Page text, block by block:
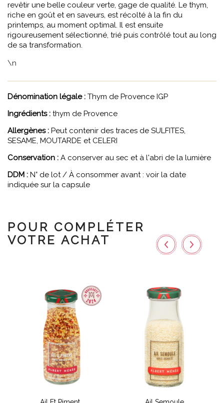
revêtir une belle couleur verte, gage de qualité. Le thym,
riche en goût et en saveurs, est récolté à la fin du
printemps, au moment optimal. Il est ensuite
rigoureusement sélectionné, trié puis contrôlé tout au long
de sa transformation.
\n
Dénomination légale : Thym de Provence IGP
Ingrédients : thym de Provence
Allergènes : Peut contenir des traces de SULFITES,
SESAME, MOUTARDE et CELERI
Conservation : A conserver au sec et à l'abri de la lumière
DDM : N° de lot / À consommer avant : voir la date
indiquée sur la capsule
POUR COMPLÉTER
VOTRE ACHAT